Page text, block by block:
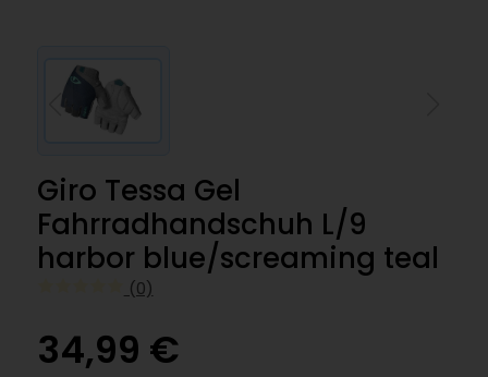
Giro Tessa Gel
Fahrradhandschuh L/9
harbor blue/screaming teal
(0)
34,99 €